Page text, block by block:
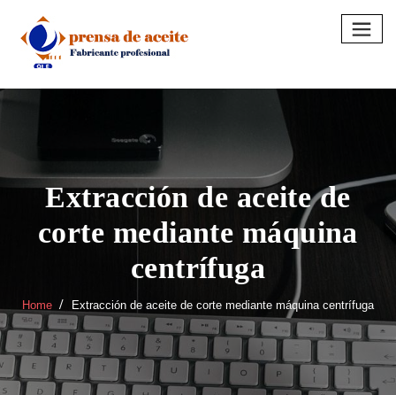
content
Extracción de aceite de
corte mediante máquina
centrífuga
Home Extracción de aceite de corte mediante máquina centrífuga